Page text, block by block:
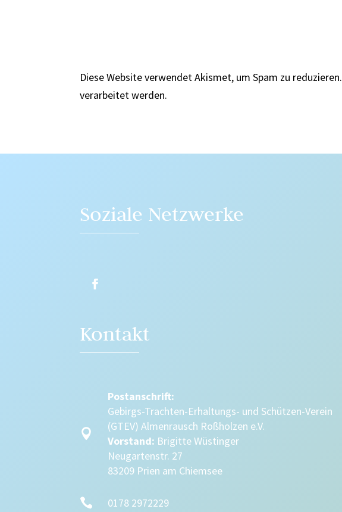
Diese Website verwendet Akismet, um Spam zu reduzieren.
verarbeitet werden.
Soziale Netzwerke
Kontakt

Postanschrift:
Gebirgs-Trachten-Erhaltungs- und Schützen-Verein
(GTEV) Almenrausch Roßholzen e.V.
Vorstand: Brigitte Wüstinger
Neugartenstr. 27
83209 Prien am Chiemsee
 0178 2972229